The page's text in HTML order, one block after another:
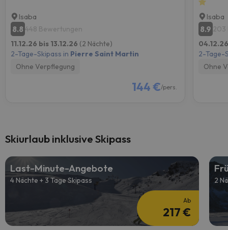
Isaba
8.8 448 Bewertungen
11.12.26 bis 13.12.26 (2 Nächte)
2-Tage-Skipass in Pierre Saint Martin
Ohne Verpflegung
144 €/pers.
Isaba
8.9 203
2-Tage-
Ohne
Skiurlaub inklusive Skipass
Last-Minute-Angebote
4 Nächte + 3 Tage Skipass
Ab
217 €
2